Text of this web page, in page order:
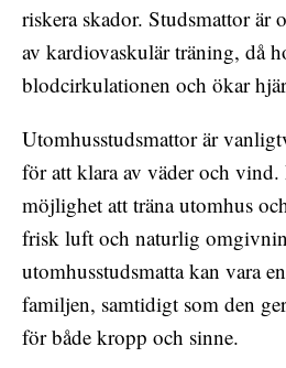
riskera skador. Studsmattor är
av kardiovaskulär träning, då
blodcirkulationen och ökar
Utomhusstudsmattor är
för att klara av väder och vind.
möjlighet att träna utomhus
frisk luft och naturlig
utomhusstudsmatta kan vara
familjen, samtidigt som den
för både kropp och sinne.